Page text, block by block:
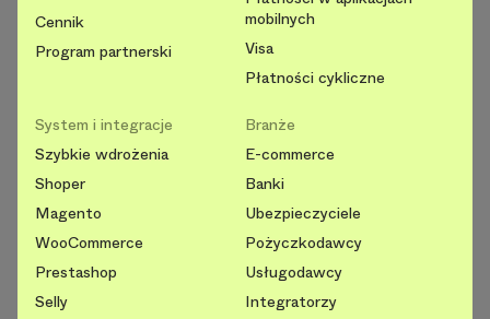
Cennik
Program partnerski
mobilnych
Visa
Płatności cykliczne
System i integracje
Szybkie wdrożenia
Shoper
Magento
WooCommerce
Prestashop
Selly
Branże
E-commerce
Banki
Ubezpieczyciele
Pożyczkodawcy
Usługodawcy
Integratorzy